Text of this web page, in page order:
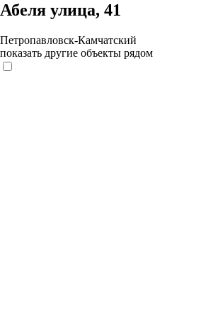
Абеля улица, 41
Петропавловск-Камчатский
показать другие объекты рядом